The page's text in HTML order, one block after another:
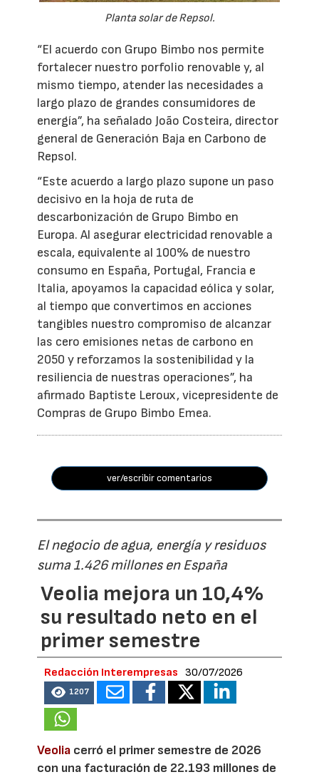
Planta solar de Repsol.
“El acuerdo con Grupo Bimbo nos permite
fortalecer nuestro porfolio renovable y, al
mismo tiempo, atender las necesidades a
largo plazo de grandes consumidores de
energía”, ha señalado João Costeira, director
general de Generación Baja en Carbono de
Repsol.
“Este acuerdo a largo plazo supone un paso
decisivo en la hoja de ruta de
descarbonización de Grupo Bimbo en
Europa. Al asegurar electricidad renovable a
escala, equivalente al 100% de nuestro
consumo en España, Portugal, Francia e
Italia, apoyamos la capacidad eólica y solar,
al tiempo que convertimos en acciones
tangibles nuestro compromiso de alcanzar
las cero emisiones netas de carbono en
2050 y reforzamos la sostenibilidad y la
resiliencia de nuestras operaciones”, ha
afirmado Baptiste Leroux, vicepresidente de
Compras de Grupo Bimbo Emea.
ver/escribir comentarios
El negocio de agua, energía y residuos
suma 1.426 millones en España
Veolia mejora un 10,4%
su resultado neto en el
primer semestre
Redacción Interempresas 30/07/2026
1207
Veolia cerró el primer semestre de 2026
con una facturación de 22.193 millones de